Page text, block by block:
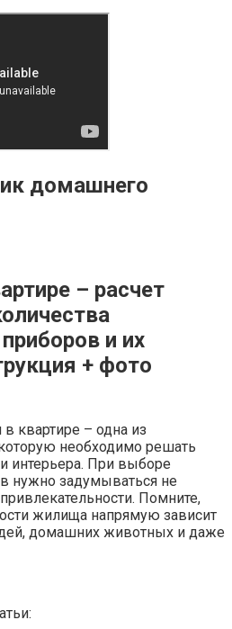
домашнего
– расчет
и их
+ фото
квартире – одна из
необходимо решать
интерьера. При выборе
нужно задумываться не
Помните,
жилища напрямую зависит
домашних животных и даже